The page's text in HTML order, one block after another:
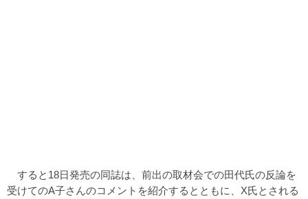
すると18日発売の同誌は、前出の取材会での田代氏の反論を
受けてのA子さんのコメントを紹介するとともに、X氏とされる